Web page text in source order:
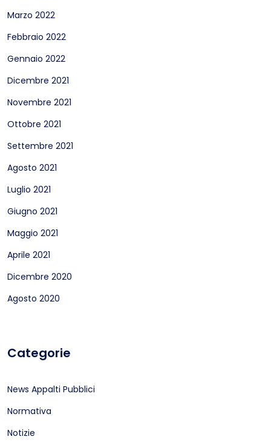
Marzo 2022
Febbraio 2022
Gennaio 2022
Dicembre 2021
Novembre 2021
Ottobre 2021
Settembre 2021
Agosto 2021
Luglio 2021
Giugno 2021
Maggio 2021
Aprile 2021
Dicembre 2020
Agosto 2020
Categorie
News Appalti Pubblici
Normativa
Notizie